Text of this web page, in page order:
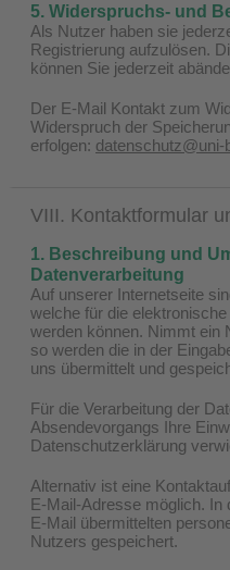
5. Widerspruchs- und
Als Nutzer haben sie
Registrierung aufzulösen.
können Sie jederzeit
Der E-Mail Kontakt zum
Widerspruch der
erfolgen: datenschutz@uni-
VIII. Kontaktformular
1. Beschreibung und
Datenverarbeitung
Auf unserer Internetseite
welche für die
werden können. Nimmt ein
so werden die in der
uns übermittelt und
Für die Verarbeitung der
Absendevorgangs Ihre
Datenschutzerklärung
Alternativ ist eine
E-Mail-Adresse möglich. In
E-Mail übermittelten
Nutzers gespeichert.